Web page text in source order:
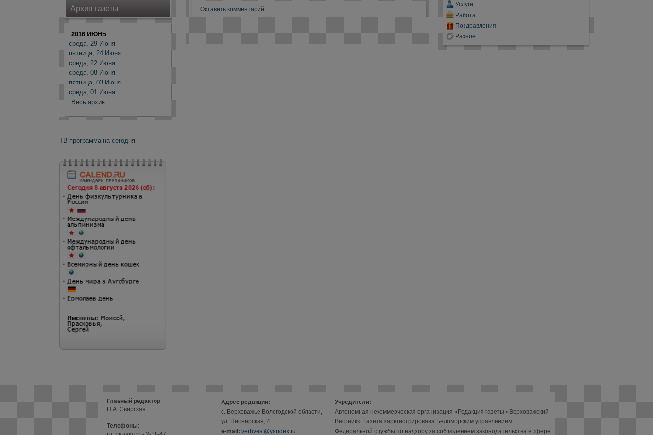
Архив газеты
2016 ИЮНЬ
среда, 29 Июня
пятница, 24 Июня
среда, 22 Июня
среда, 08 Июня
пятница, 03 Июня
среда, 01 Июня
Весь архив
ТВ программа на сегодня
Оставить комментарий
Услуги
Работа
Поздравления
Разное
Главный редактор
Н.А. Свирская
Телефоны:
Адрес редакции:
с. Верховажье Вологодской области,
ул. Пионерская, 4.
е-mail: verhvest@yandex.ru
Учредители:
Автономная некоммерческая организация «Редакция газеты «Верховажский
Вестник». Газета зарегистрирована Беломорским управлением
Федеральной службы по надзору за соблюдением законодательства в сфере